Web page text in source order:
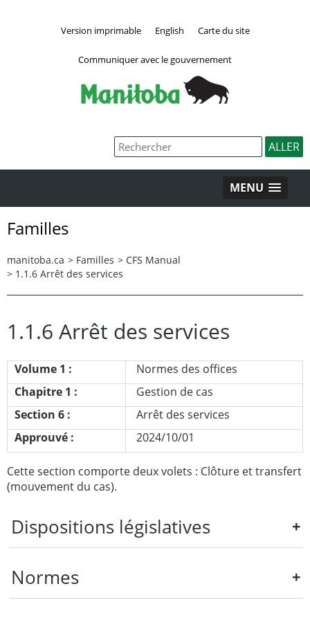
Version imprimable English Carte du site
Communiquer avec le gouvernement
MENU
Familles
manitoba.ca > Familles > CFS Manual
> 1.1.6 Arrêt des services
1.1.6 Arrêt des services
Volume 1 :
Normes des offices
Chapitre 1 :
Gestion de cas
Section 6 :
Arrêt des services
Approuvé :
2024/10/01
Cette section comporte deux volets : Clôture et transfert
(mouvement du cas).
Dispositions législatives
Loi sur l’adoption
Normes